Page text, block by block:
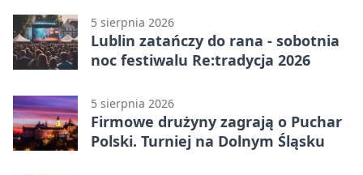
5 sierpnia 2026
Lublin zatańczy do rana - sobotnia
noc festiwalu Re:tradycja 2026
5 sierpnia 2026
Firmowe drużyny zagrają o Puchar
Polski. Turniej na Dolnym Śląsku